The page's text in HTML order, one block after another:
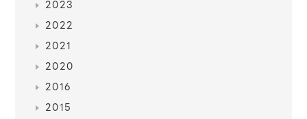
2023
2022
2021
2020
2016
2015